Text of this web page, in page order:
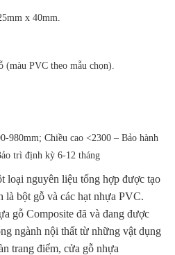
x 40mm.
PVC theo mẫu chọn).
980mm; Chiều cao <2300 – Bảo hành
trì định kỳ 6-12 tháng
loại nguyên liệu tổng hợp được tạo
là bột gỗ và các hạt nhựa PVC.
gỗ Composite đã và đang được
ngành nội thất từ những vật dụng
trang điểm, cửa gỗ nhựa